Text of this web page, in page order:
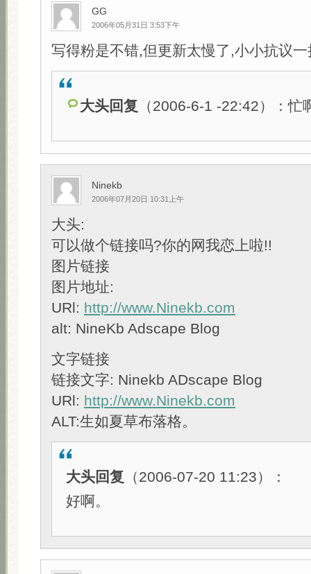
GG
2006年05月31日 3:53下午
写得粉是不错,但更新太慢了,小小抗议一
大头回复 （2006-6-1 -22:42）：忙
Ninekb
2006年07月20日 10:31上午
大头:
可以做个链接吗?你的网我恋上啦!!
图片链接
图片地址:
URl: http://www.Ninekb.com
alt: NineKb Adscape Blog
文字链接
链接文字: Ninekb ADscape Blog
URl: http://www.Ninekb.com
ALT:生如夏草布落格。
大头回复 （2006-07-20 11:23）：
好啊。